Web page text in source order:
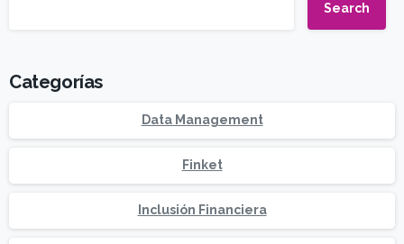
Search
Categorías
Data Management
Finket
Inclusión Financiera